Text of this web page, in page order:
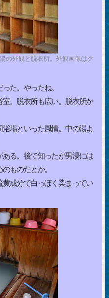
の外観と脱衣所。外観画像はク
た。やったね。
。脱衣所も広い。脱衣所か
場といった風情。中の湯よ
る。後で知ったが男湯には
ものだとか。
成分で白っぽく染まってい